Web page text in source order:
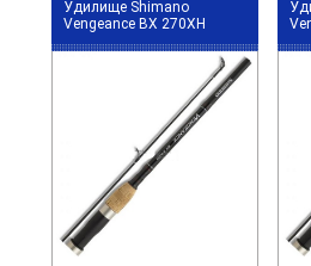
Удилище Shimano
Vengeance BX 270XH